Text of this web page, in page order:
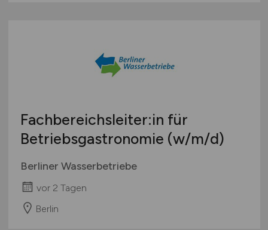
Fachbereichsleiter:in für
Betriebsgastronomie (w/m/d)
Berliner Wasserbetriebe
vor 2 Tagen
Berlin